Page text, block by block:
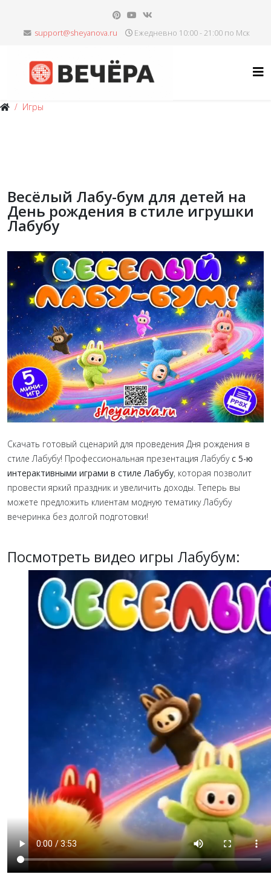
Ежедневно 10:00 - 21:00 по Мск
Игры
Весёлый Лабу-бум для детей на
День рождения в стиле игрушки
Лабубу
Скачать готовый сценарий для проведения Дня рождения в
стиле Лабубу! Профессиональная презентация Лабубус 5-ю
интерактивными играми в стиле Лабубу, которая позволит
провести яркий праздник и увеличить доходы. Теперь вы
можете предложить клиентам модную тематику Лабубу
вечеринка без долгой подготовки!
Посмотреть видео игры Лабубум: